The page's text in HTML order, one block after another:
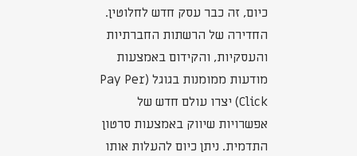
כיום, זה כבר עסק חדש לחלוטין.
החדירה של הרשתות החברתיות
והעסקיות, והקידום באמצעות
מודעות ממומנות בגוגל (Pay Per
Click) יצרו עולם חדש של
אפשרויות שיווק באמצעות סרטון
התדמית. ניתן כיום להעלות אותו